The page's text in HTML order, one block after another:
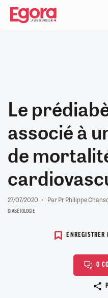
Aller
contenu
Le
associé à
de
27/07/2020 Par Pr Philippe
DIABÉTOLOGIE
0